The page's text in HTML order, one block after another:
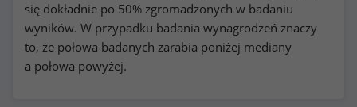
się dokładnie po 50% zgromadzonych w badaniu
wyników. W przypadku badania wynagrodzeń znaczy
to, że połowa badanych zarabia poniżej mediany
a połowa powyżej.